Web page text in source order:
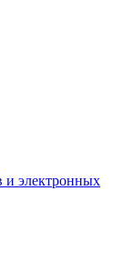
и электронных